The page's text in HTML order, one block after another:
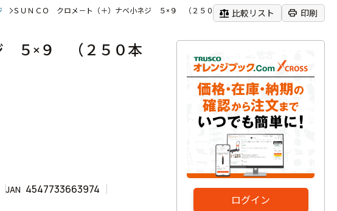
ＳＵＮＣＯ クロメ－ト（＋）ナベ小ネジ ５×９ （２５０本入）
balance 比較リスト print 印刷
ログイン
５×９ （２５０本
JAN 4547733663974